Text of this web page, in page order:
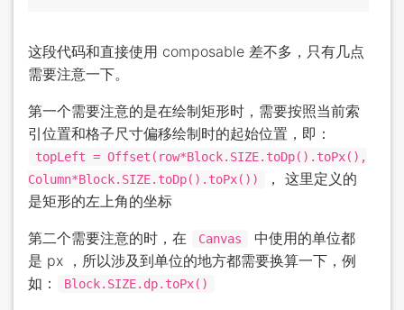
这段代码和直接使用 composable 差不多，只有几点
需要注意一下。
第一个需要注意的是在绘制矩形时，需要按照当前索
引位置和格子尺寸偏移绘制时的起始位置，即：
topLeft = Offset(row*Block.SIZE.toDp().toPx(),
Column*Block.SIZE.toDp().toPx())
， 这里定义的
是矩形的左上角的坐标
第二个需要注意的时，在 Canvas
中使用的单位都
是 px ，所以涉及到单位的地方都需要换算一下，例
如：
Block.SIZE.dp.toPx()